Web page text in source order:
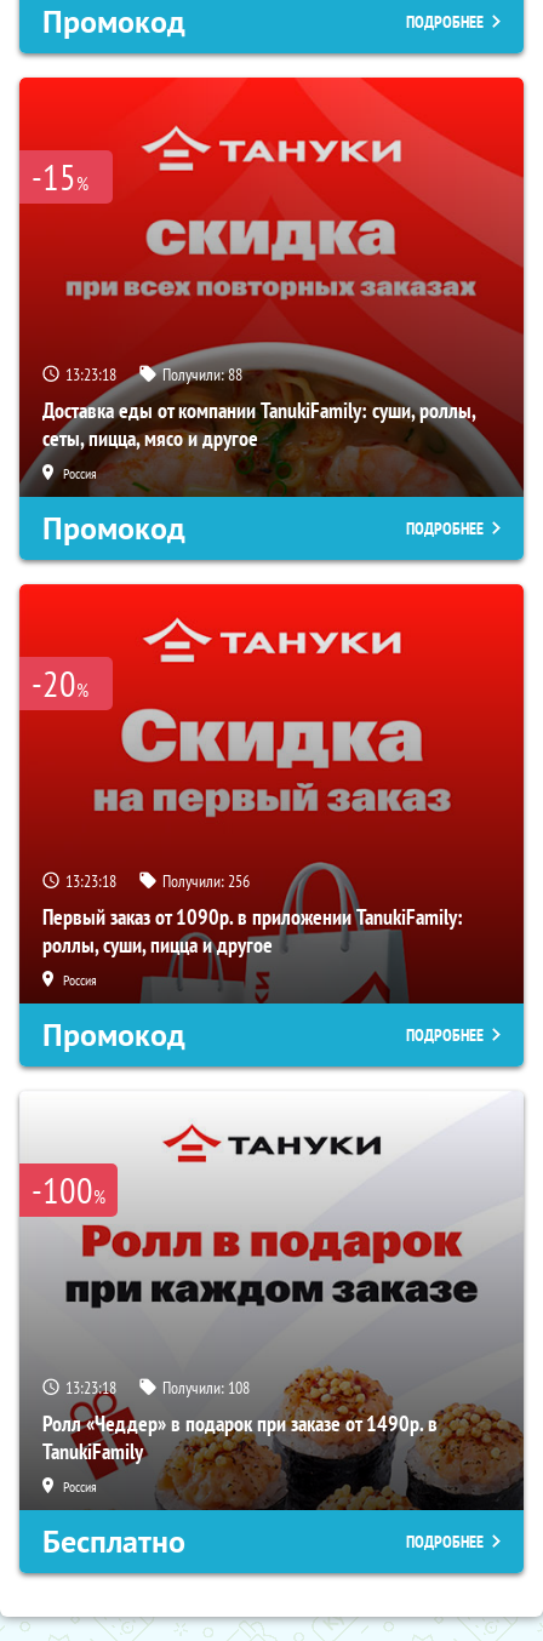
Промокод ПОДРОБНЕЕ
-15%
13:23:17 Получили:88
Доставка еды от компании TanukiFamily: суши, роллы,
сеты, пицца, мясо и другое
Россия
Промокод ПОДРОБНЕЕ
-20%
13:23:17 Получили:256
Первый заказ от 1090р. в приложении TanukiFamily:
роллы, суши, пицца и другое
Россия
Промокод ПОДРОБНЕЕ
-100%
13:23:17 Получили: 108
Ролл «Чеддер» в подарок при заказе от 1490р. в
TanukiFamily
Россия
Бесплатно ПОДРОБНЕЕ